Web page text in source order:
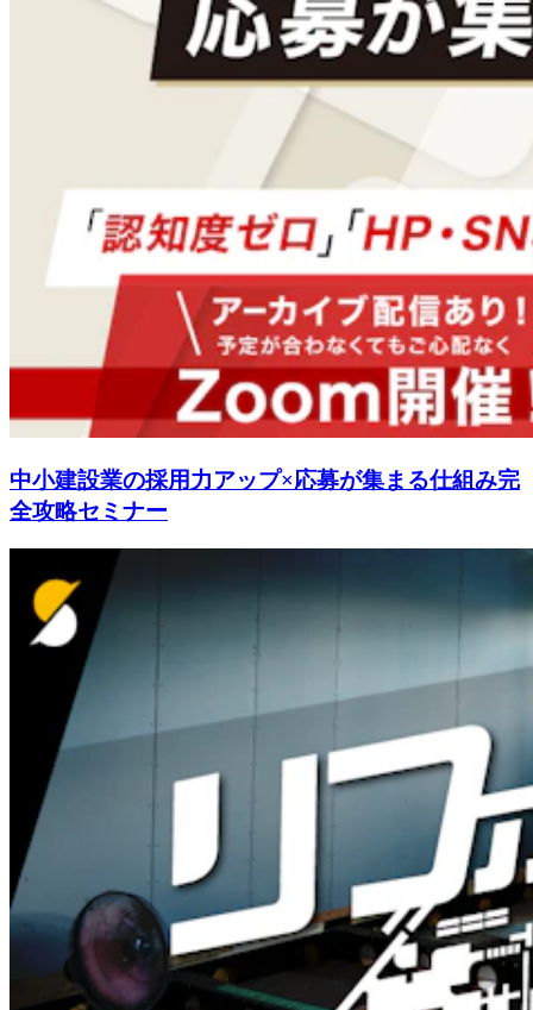
中小建設業の採用力アップ×応募が集まる仕組み完
全攻略セミナー